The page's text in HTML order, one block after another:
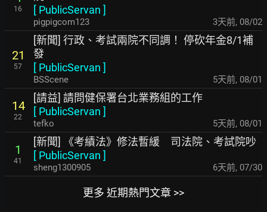
16
[ PublicServan ]
pigpigcom123 3天前, 08/02
21
57
[新聞] 行政、考試兩院不同調！ 停砍年金8/1補
發
[ PublicServan ]
BSScene 5天前, 08/01
14
22
[請益] 請問健保署台北業務組的工作
[ PublicServan ]
tefko 5天前, 08/01
1
41
[新聞] 《考績法》修法暫緩 司法院、考試院吵
[ PublicServan ]
sheng1300905 6天前, 07/30
更多 近期熱門文章 >>